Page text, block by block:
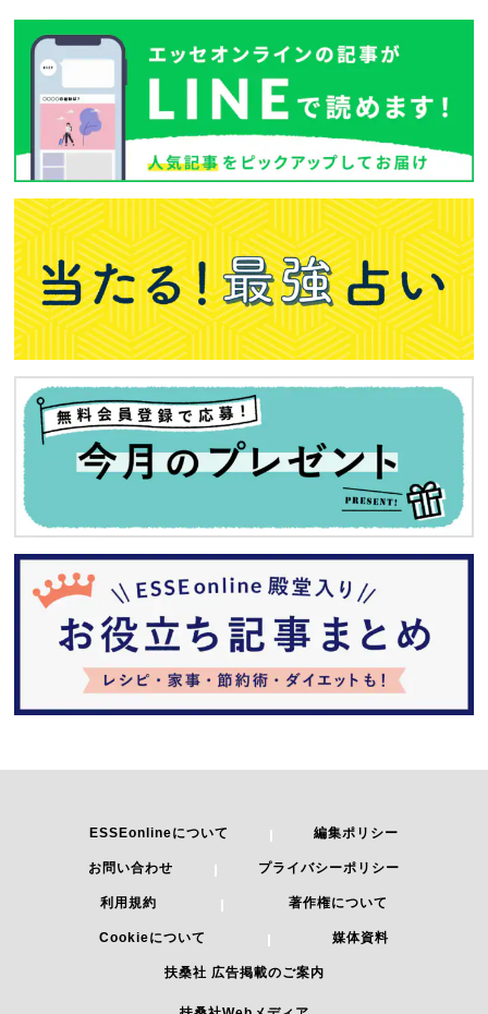
ESSEonlineについて 編集ポリシー
お問い合わせ プライバシーポリシー
利用規約 著作権について
Cookieについて 媒体資料
扶桑社 広告掲載のご案内